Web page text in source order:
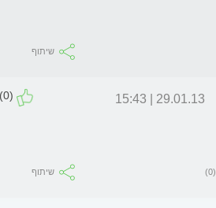
שיתוף
29.01.13 | 15:43
(0)
(0) שיתוף